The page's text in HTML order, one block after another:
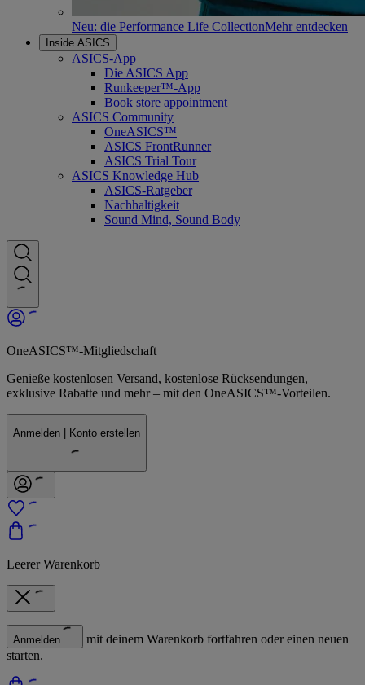
Neu: die Performance Life CollectionMehr entdecken
Inside ASICS
ASICS-App
Die ASICS App
Runkeeper™-App
Book store appointment
ASICS Community
OneASICS™
ASICS FrontRunner
ASICS Trial Tour
ASICS Knowledge Hub
ASICS-Ratgeber
Nachhaltigkeit
Sound Mind, Sound Body
OneASICS™-Mitgliedschaft
Genieße kostenlosen Versand, kostenlose Rücksendungen,
exklusive Rabatte und mehr – mit den OneASICS™-Vorteilen.
Anmelden | Konto erstellen
Leerer Warenkorb
Anmelden
mit deinem Warenkorb fortfahren oder einen neuen
starten.